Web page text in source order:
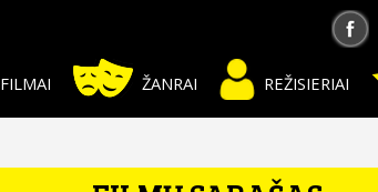
REŽISIERIAI
ŽANRAI
FILMAI